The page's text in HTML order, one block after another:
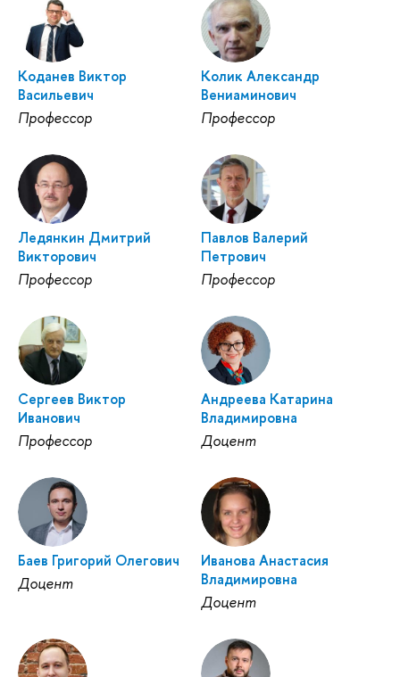
Коданев Виктор
Васильевич
Профессор
Колик Александр
Вениаминович
Профессор
Ледянкин Дмитрий
Викторович
Профессор
Павлов Валерий
Петрович
Профессор
Сергеев Виктор
Иванович
Профессор
Андреева Катарина
Владимировна
Доцент
Баев Григорий Олегович
Доцент
Иванова Анастасия
Владимировна
Доцент